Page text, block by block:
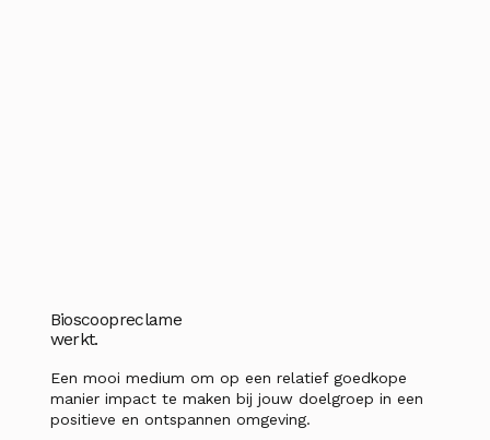
Bioscoopreclame
werkt.
Een mooi medium om op een relatief goedkope
manier impact te maken bij jouw doelgroep in een
positieve en ontspannen omgeving.